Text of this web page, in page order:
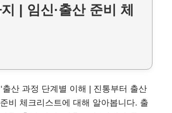
| 임신·출산 준비 체
출산 과정 단계별 이해 | 진통부터 출산
비 체크리스트에 대해 알아봅니다. 출